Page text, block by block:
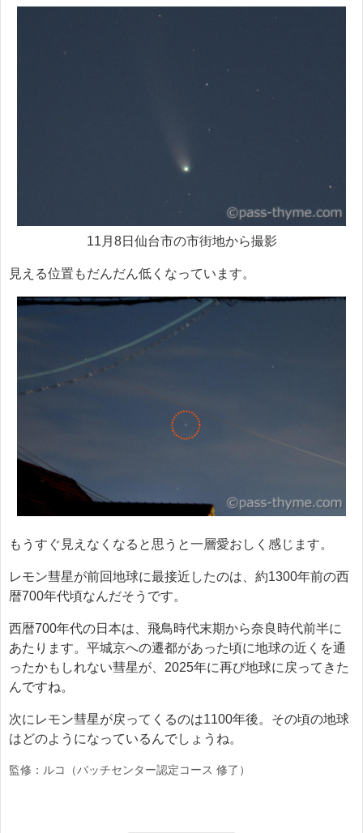
11月8日仙台市の市街地から撮影
見える位置もだんだん低くなっています。
もうすぐ見えなくなると思うと一層愛おしく感じます。
レモン彗星が前回地球に最接近したのは、約1300年前の西
暦700年代頃なんだそうです。
西暦700年代の日本は、飛鳥時代末期から奈良時代前半に
あたります。平城京への遷都があった頃に地球の近くを通
ったかもしれない彗星が、2025年に再び地球に戻ってきた
んですね。
次にレモン彗星が戻ってくるのは1100年後。その頃の地球
はどのようになっているんでしょうね。
監修：ルコ（バッチセンター認定コース 修了）